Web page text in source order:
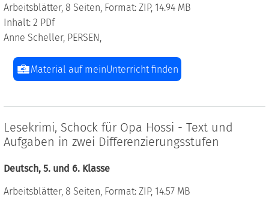
Arbeitsblätter, 8 Seiten, Format: ZIP, 14.94 MB
Inhalt: 2 PDf
Anne Scheller, PERSEN,
Material auf meinUnterricht finden
Lesekrimi, Schock für Opa Hossi - Text und
Aufgaben in zwei Differenzierungsstufen
Deutsch, 5. und 6. Klasse
Arbeitsblätter, 8 Seiten, Format: ZIP, 14.57 MB